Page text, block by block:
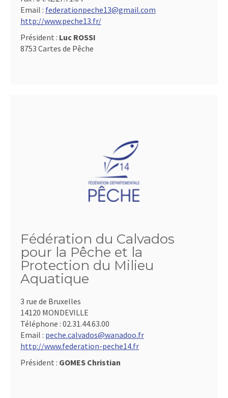
Email : federationpeche13@gmail.com
http://www.peche13.fr/
Président : Luc ROSSI
8753 Cartes de Pêche
Fédération du Calvados
pour la Pêche et la
Protection du Milieu
Aquatique
3 rue de Bruxelles
14120 MONDEVILLE
Téléphone : 02.31.44.63.00
Email : peche.calvados@wanadoo.fr
http://www.federation-peche14.fr
Président : GOMES Christian